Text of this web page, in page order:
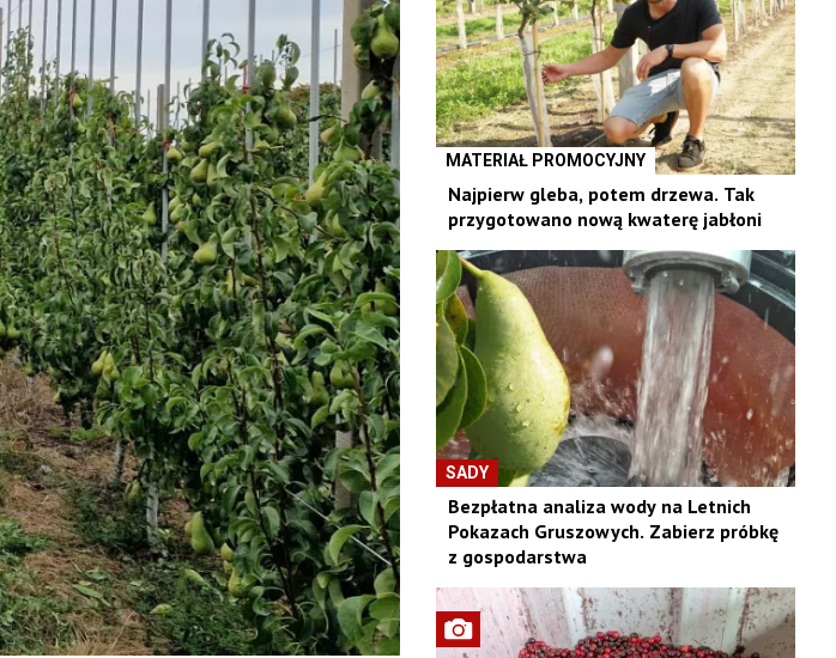
MATERIAŁ PROMOCYJNY
Najpierw gleba, potem drzewa. Tak
przygotowano nową kwaterę jabłoni
SADY
Bezpłatna analiza wody na Letnich
Pokazach Gruszowych. Zabierz próbkę
z gospodarstwa